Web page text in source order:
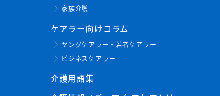
家族介護
ケアラー向けコラム
ヤングケアラー・若者ケアラー
ビジネスケアラー
介護用語集